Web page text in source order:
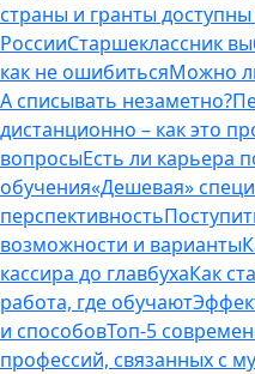
страны и гранты доступны
РоссииСтаршеклассник
как не ошибитьсяМожно
А списывать незаметно?
дистанционно – как это
вопросыЕсть ли карьера
обучения«Дешевая»
перспективность
возможности и варианты
кассира до главбухаКак
работа, где обучают
и способовТоп-5
профессий, связанных с